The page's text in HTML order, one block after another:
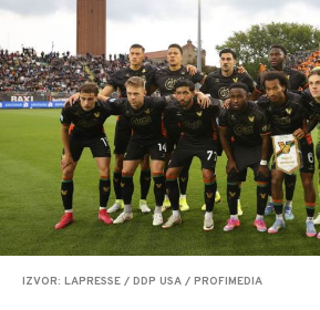
IZVOR: LAPRESSE / DDP USA / PROFIMEDIA